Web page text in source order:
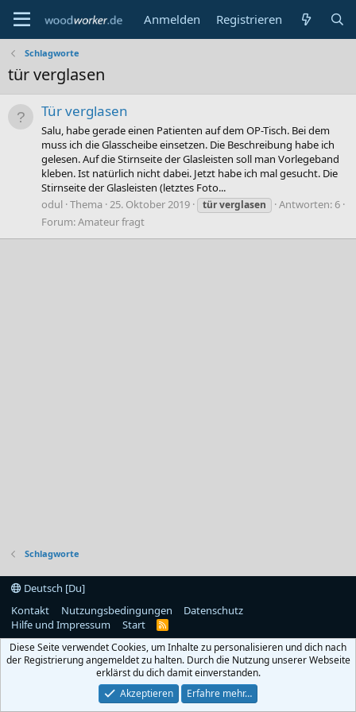
Anmelden Registrieren
Schlagworte
tür verglasen
Tür verglasen
Salu, habe gerade einen Patienten auf dem OP-Tisch. Bei dem
muss ich die Glasscheibe einsetzen. Die Beschreibung habe ich
gelesen. Auf die Stirnseite der Glasleisten soll man Vorlegeband
kleben. Ist natürlich nicht dabei. Jetzt habe ich mal gesucht. Die
Stirnseite der Glasleisten (letztes Foto...
odul Thema 25. Oktober 2019 türverglasen
Antworten: 6
Forum:Amateur fragt
Schlagworte
Deutsch [Du]
Kontakt
Nutzungsbedingungen
Datenschutz
Hilfe und Impressum
Start
R
S
Diese Seite verwendet Cookies, um Inhalte zu personalisieren und dich nach
der Registrierung angemeldet zu halten. Durch die Nutzung unserer Webseite
erklärst du dich damit einverstanden.
Akzeptieren
Erfahre mehr…